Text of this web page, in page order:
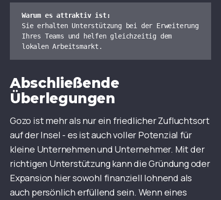
Warum es attraktiv ist:
Sie erhalten Unterstützung bei der Erweiterung
Ihres Teams und helfen gleichzeitig dem
lokalen Arbeitsmarkt.
Abschließende
Überlegungen
Gozo ist mehr als nur ein friedlicher Zufluchtsort
auf der Insel - es ist auch voller Potenzial für
kleine Unternehmen und Unternehmer. Mit der
richtigen Unterstützung kann die Gründung oder
Expansion hier sowohl finanziell lohnend als
auch persönlich erfüllend sein. Wenn eines